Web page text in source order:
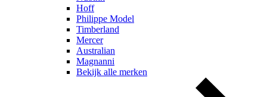
Hoff
Philippe Model
Timberland
Mercer
Australian
Magnanni
Bekijk alle merken